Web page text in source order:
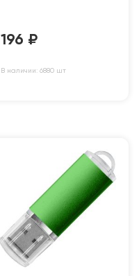
196 ₽
В наличии: 6880 шт